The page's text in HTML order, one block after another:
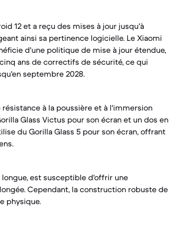
12 et a reçu des mises à jour jusqu'à
ainsi sa pertinence logicielle. Le Xiaomi
d'une politique de mise à jour étendue,
ans de correctifs de sécurité, ce qui
septembre 2028.
à la poussière et à l'immersion
Glass Victus pour son écran et un dos en
du Gorilla Glass 5 pour son écran, offrant
longue, est susceptible d'offrir une
Cependant, la construction robuste de
physique.